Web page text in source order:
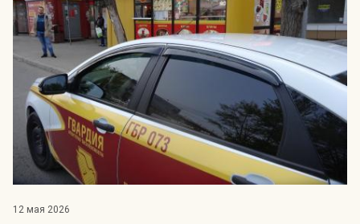
09.07 24.07
55
60
Индекс Безопасности ГВАРДИИ –
открытый проект Агентства Безопасности ГВАРДИЯ для
оценки уровня защищённости жителей города от
криминальных угроз.Подробнее >>
12 мая 2026